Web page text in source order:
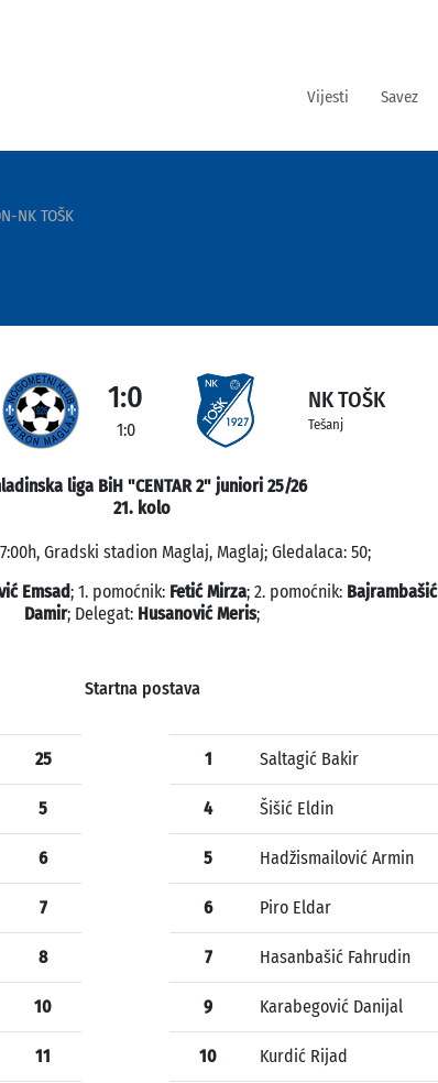
Vijesti Savez
NK TOŠK
1:0
1:0
NK TOŠK
Tešanj
liga BiH "CENTAR 2" juniori 25/26
21. kolo
Gradski stadion Maglaj, Maglaj; Gledalaca: 50;
Emsad; 1. pomoćnik: Fetić Mirza; 2. pomoćnik: Bajrambašić
Damir; Delegat: Husanović Meris;
Startna postava
25
5
6
7
8
10
11
1 Saltagić Bakir
4 Šišić Eldin
5 Hadžismailović Armin
6 Piro Eldar
7 Hasanbašić Fahrudin
9 Karabegović Danijal
10 Kurdić Rijad